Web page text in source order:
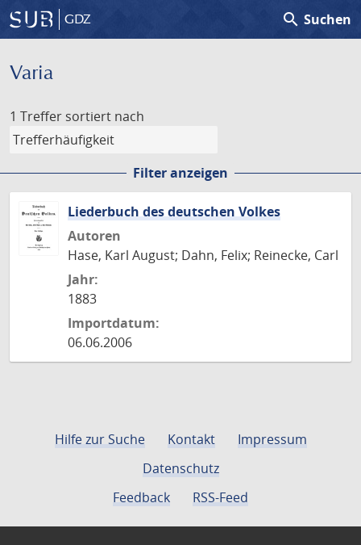
GDZ search Suchen
Varia
1 Treffer sortiert nach
Filter anzeigen
Liederbuch des deutschen Volkes
Autoren
Hase, Karl August; Dahn, Felix; Reinecke, Carl
Jahr:
1883
Importdatum:
06.06.2006
Hilfe zur Suche Kontakt
Impressum
Datenschutz
Feedback
RSS-Feed